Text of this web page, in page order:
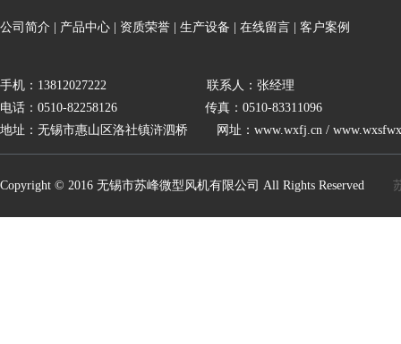
公司简介 产品中心 资质荣誉 生产设备 在线留言 客户案例
手机：13812027222 联系人：张经理
电话：0510-82258126 传真：0510-83311096
地址：无锡市惠山区洛社镇浒泗桥 网址： www.wxfj.cn /
Copyright © 2016 无锡市苏峰微型风机有限公司 All Rights Reserved